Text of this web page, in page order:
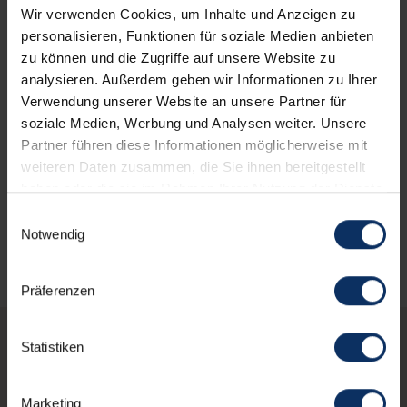
Wir verwenden Cookies, um Inhalte und Anzeigen zu
personalisieren, Funktionen für soziale Medien anbieten
zu können und die Zugriffe auf unsere Website zu
analysieren. Außerdem geben wir Informationen zu Ihrer
Verwendung unserer Website an unsere Partner für
soziale Medien, Werbung und Analysen weiter. Unsere
Partner führen diese Informationen möglicherweise mit
weiteren Daten zusammen, die Sie ihnen bereitgestellt
haben oder die sie im Rahmen Ihrer Nutzung der Dienste
Notwendig
Präferenzen
Statistiken
Marketing
Parkplatz
Gesprochenen Sprachen
Andere Serviceleistungen